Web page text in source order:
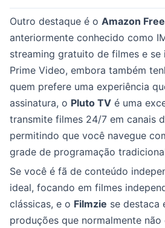
Outro destaque é o Amazon
anteriormente conhecido como
streaming gratuito de filmes e se
Prime Video, embora também
quem prefere uma experiência
assinatura, o Pluto TV é uma
transmite filmes 24/7 em canais
permitindo que você navegue
grade de programação
Se você é fã de conteúdo
ideal, focando em filmes
clássicas, e o Filmzie se destaca
produções que normalmente